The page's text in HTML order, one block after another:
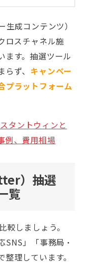
成コンテンツ）
ロスチャネル施
ます。抽選ツール
ず、 キャンペー
プラットフォーム
タントウィンと
例、費用相場
）抽選
覧
較しましょう。
SNS」「事務局・
理しています。